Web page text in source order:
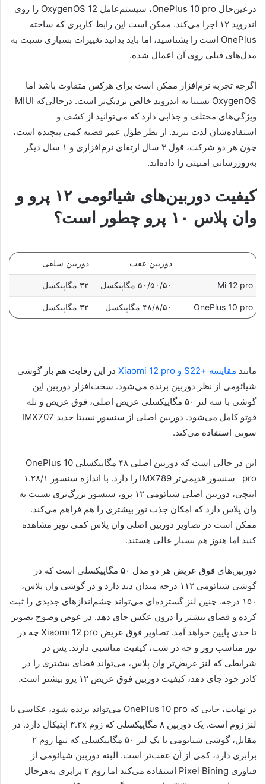
درعین‌حال OnePlus 10 pro، سیستم‌عامل OxygenOS 12 را روی
اندروید ۱۲ اجرا می‌کند. ممکن است این رابط کاربری که ساخته
OnePlus است را بشناسید، اما باید بدانید تغییرات بسیاری نسبت به
مدل‌های قبلی روی آن اعمال شده.
اگرچه تجربه نرم‌افزار ممکن است برای هرکس متفاوت باشد اما
OxygenOS نسبتا به اندروید خالص نزدیک‌تر است. درحالی‌که MIUI
ویژگی‌های مختلف و جذابی دارد که می‌توانید از کشف و
استفاده‌شان لذت ببرید. از نظر طول عمر قضیه کمی پیچیده است،
چون هر دو شرکت، قول ۳ سال ارتقای نرم‌افزاری و ۱ سال دیگر
به‌روزرسانی امنیتی را داده‌اند.
کیفیت دوربین‌های شیائومی ۱۲ پرو و
وان پلاس ۱۰ پرو چطور است؟
دوربین عقب دوربین سلفی
Mi 12 pro ۵۰/۵۰/۵۰ مگاپیکسل ۳۲ مگاپیکسل
OnePlus 10 pro ۴۸/۸/۵۰ مگاپیکسل ۳۲ مگاپیکسل
مانند مقایسه +S22 و Xiaomi 12 pro
در این رقابت هم باز گوشی
شیائومی از نظر دوربین برنده می‌شود. سخت‌افزار دوربین این
گوشی با سه لنز ۵۰ مگاپیکسلی عریض اصلی، فوق عریض و تله
فوتو کامل می‌شود. دوربین اصلی از سنسور نسبتا جدید IMX707
سونی استفاده می‌کند.
این در حالی است که دوربین اصلی ۴۸ مگاپیکسلی OnePlus 10
pro سنسور قدیمی‌تر IMX789 را دارد. با اندازه سنسور ۱.۲۸/۱
اینچی، دوربین اصلی شیائومی ۱۲ پرو، سنسور بزرگ‌تری نسبت به
وان پلاس دارد که امکان جذب نور بیشتری را هم فراهم می‌کند.
ممکن است در تصاویر دوربین اصلی وان پلاس کمی نویز مشاهده
کنید اما هنوز هم بسیار عالی هستند.
دوربین‌های فوق عریض هر دو مدل ۵۰ مگاپیکسلی است که در
گوشی شیائومی ۱۱۲ درجه میدان دید دارد و در گوشی وان پلاس،
۱۵۰ درجه. چنین لنز گسترده‌ای می‌تواند چشم‌اندازهای جدیدی را ثبت
کرده و فضای بیشتر را درون عکس جای دهد. در عوض وضوح تصویر
تا حدی پایین خواهد آمد. تصاویر فوق عریض Xiaomi 12 pro چه در
نور مناسب روز و چه در شب، کیفیت مناسبی دارند. پس در
شرایطی که لنز عریض‌تر وان پلاس، می‌تواند فضای بیشتری را در
کادر خود جای دهد، کیفیت دوربین فوق عریض ۱۲ پرو بیشتر است.
در نهایت، جایی که OnePlus 10 pro می‌تواند برنده شود، عکاسی با
لنز زوم است. یک دوربین ۸ مگاپیکسلی که زوم ۳.۳x اپتیکال دارد. در
مقابل، گوشی شیائومی با یک لنز ۵۰ مگاپیکسلی که تنها زوم ۲
برابری دارد، کمی از آن عقب‌تر است. البته دوربین شیائومی از
فناوری Pixel Bining استفاده می‌کند اما زوم ۲ برابری به‌هرحال